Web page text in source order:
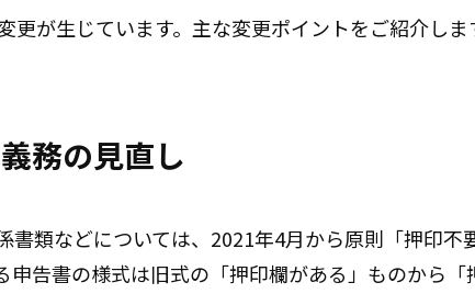
更が生じています。主な変更ポイントをご紹介しま
務の見直し
類などについては、2021年4月から原則「押印不
申告書の様式は旧式の「押印欄がある」ものから「